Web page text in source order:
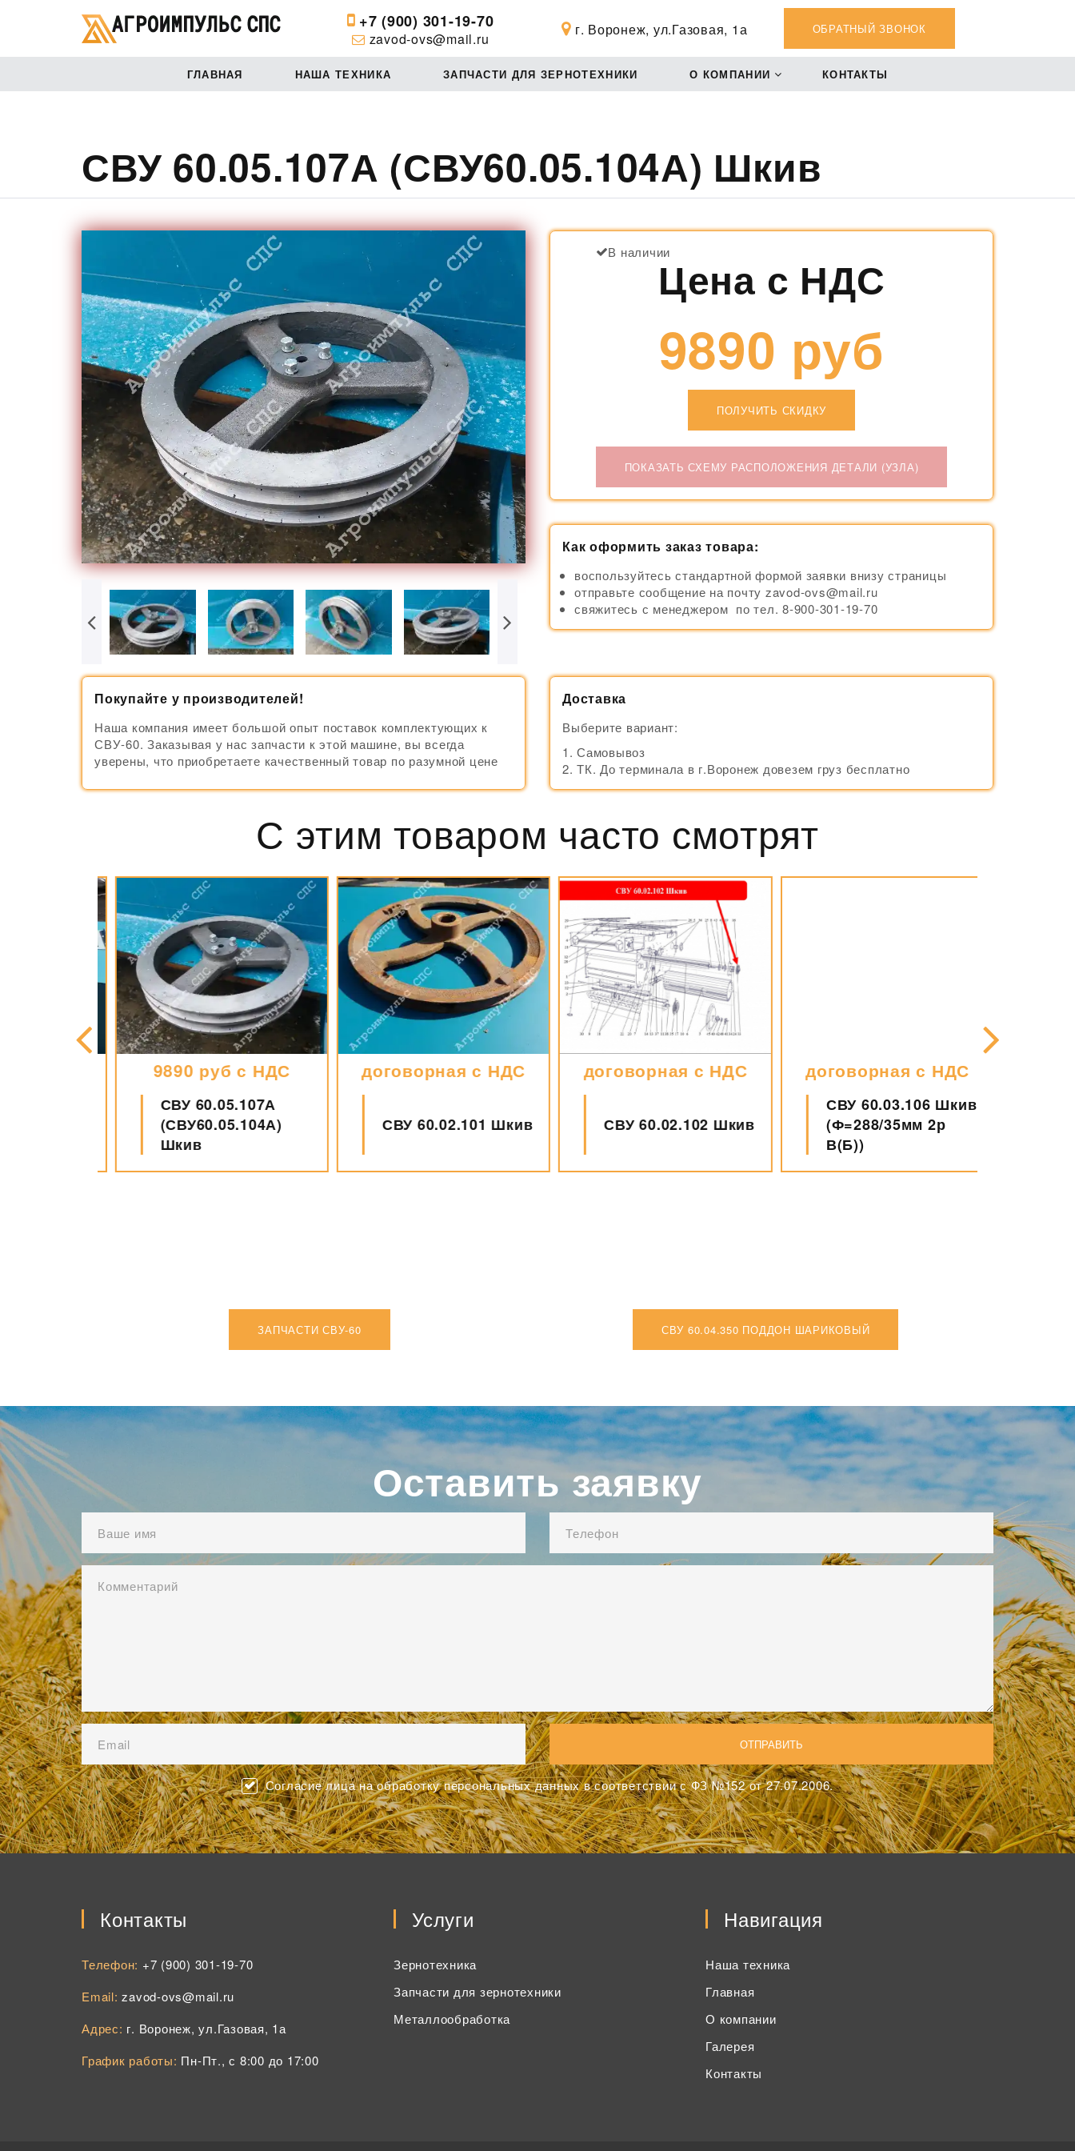
+7 (900) 301-19-70
zavod-ovs@mail.ru
г. Воронеж, ул.Газовая, 1а ОБРАТНЫЙ ЗВОНОК
ГЛАВНАЯ НАША ТЕХНИКА ЗАПЧАСТИ ДЛЯ ЗЕРНОТЕХНИКИ О КОМПАНИИ КОНТАКТЫ
СВУ 60.05.107А (СВУ60.05.104А) Шкив
В наличииЦена с НДС
9890 руб
ПОЛУЧИТЬ СКИДКУ
ПОКАЗАТЬ СХЕМУ РАСПОЛОЖЕНИЯ ДЕТАЛИ (УЗЛА)
Как оформить заказ товара:
воспользуйтесь стандартной формой заявки внизу страницы
отправьте сообщение на почту zavod-ovs@mail.ru
свяжитесь с менеджером по тел. 8-900-301-19-70
Покупайте у производителей!
Наша компания имеет большой опыт поставок комплектующих к
СВУ-60. Заказывая у нас запчасти к этой машине, вы всегда
уверены, что приобретаете качественный товар по разумной цене
Доставка
Выберите вариант:
Самовывоз
ТК. До терминала в г.Воронеж довезем груз бесплатно
С этим товаром часто смотрят
9890 руб с НДС
СВУ 60.05.107А
(СВУ60.05.104А)
Шкив
договорная с НДС
СВУ 60.02.101 Шкив
договорная с НДС
СВУ 60.02.102 Шкив
договорная с НДС
СВУ 60.03.106 Шкив
(Ф=288/35мм 2р
В(Б))
ЗАПЧАСТИ СВУ-60 СВУ 60.04.350 ПОДДОН ШАРИКОВЫЙ
Оставить заявку
Согласие лица на обработку персональных данных в соответствии с ФЗ №152 от 27.07.2006.
Контакты
Телефон: +7 (900) 301-19-70
Email:zavod-ovs@mail.ru
Адрес: г. Воронеж, ул.Газовая, 1а
График работы: Пн-Пт., с 8:00 до 17:00
Услуги
Зернотехника
Запчасти для зернотехники
Металлообработка
Навигация
Наша техника
Главная
О компании
Галерея
Контакты